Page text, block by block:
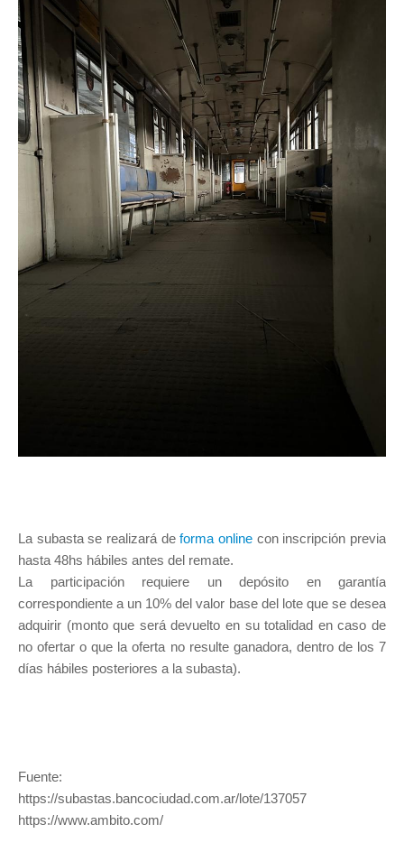
La subasta se realizará deforma online con inscripción previa
hasta 48hs hábiles antes del remate.
La participación requiere un depósito en garantía
correspondiente a un 10% del valor base del lote que se desea
adquirir (monto que será devuelto en su totalidad en caso de
no ofertar o que la oferta no resulte ganadora, dentro de los 7
días hábiles posteriores a la subasta).
Fuente:
https://subastas.bancociudad.com.ar/lote/137057
https://www.ambito.com/